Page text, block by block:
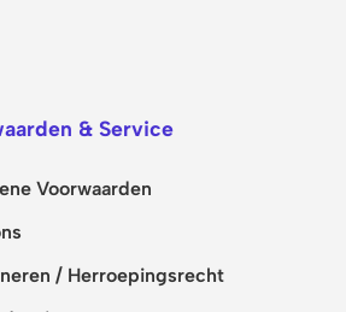
& Service
Voorwaarden
/ Herroepingsrecht